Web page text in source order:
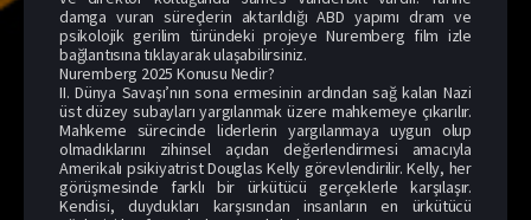
damga vuran süreçlerin aktarıldığı ABD yapımı dram ve
psikolojik gerilim türündeki projeye Nuremberg film izle
bağlantısına tıklayarak ulaşabilirsiniz.
Nuremberg 2025 Konusu Nedir?
II. Dünya Savaşı’nın sona ermesinin ardından sağ kalan Nazi
üst düzey subayları yargılanmak üzere mahkemeye çıkarılır.
Mahkeme sürecinde liderlerin yargılanmaya uygun olup
olmadıklarını zihinsel açıdan değerlendirmesi amacıyla
Amerikalı psikiyatrist Douglas Kelly görevlendirilir. Kelly, her
görüşmesinde farklı bir ürkütücü gerçeklerle karşılaşır.
Kendisi, duydukları karşısından insanların en ürkütücü